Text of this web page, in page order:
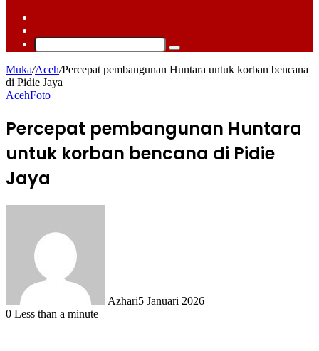
skin
Cari
Muka/Aceh/Percepat pembangunan Huntara untuk korban bencana
di Pidie Jaya
AcehFoto
Percepat pembangunan Huntara
untuk korban bencana di Pidie
Jaya
Azhari5 Januari 2026
0 Less than a minute